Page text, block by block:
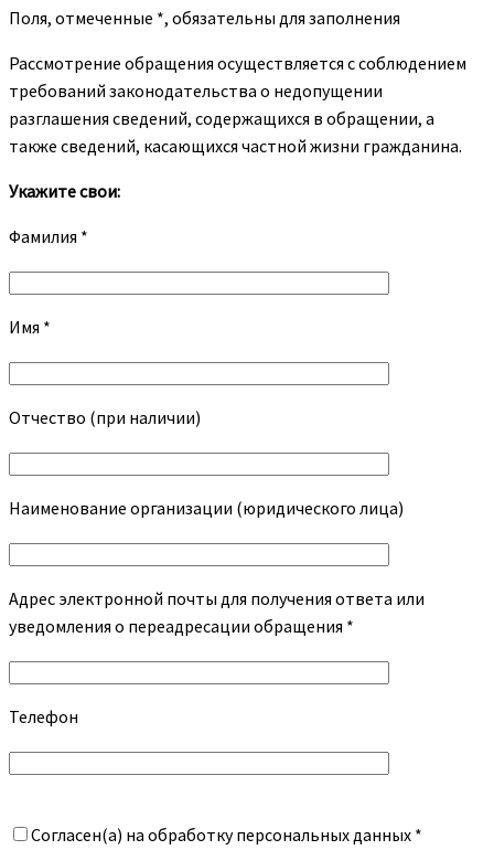
Поля, отмеченные *, обязательны для заполнения
Рассмотрение обращения осуществляется с соблюдением
требований законодательства о недопущении
разглашения сведений, содержащихся в обращении, а
также сведений, касающихся частной жизни гражданина.
Укажите свои:
Фамилия *
Имя *
Отчество (при наличии)
Наименование организации (юридического лица)
Адрес электронной почты для получения ответа или
уведомления о переадресации обращения *
Телефон
Согласен(а) на обработку персональных данных *